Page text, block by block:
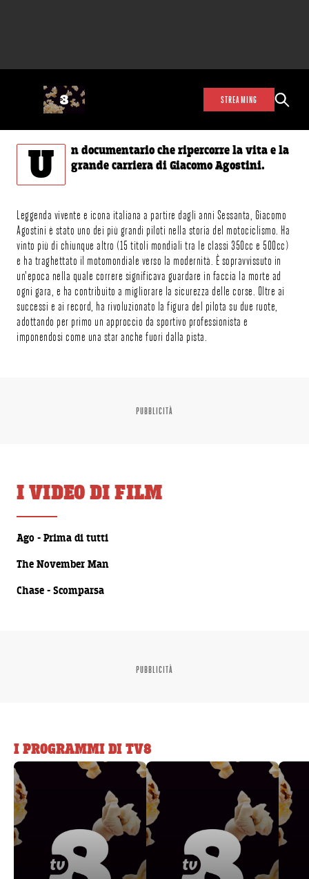
STREAMING
U
n documentario che ripercorre la vita e la
grande carriera di Giacomo Agostini.
Leggenda vivente e icona italiana a partire dagli anni Sessanta, Giacomo
Agostini è stato uno dei più grandi piloti nella storia del motociclismo. Ha
vinto più di chiunque altro (15 titoli mondiali tra le classi 350cc e 500cc)
e ha traghettato il motomondiale verso la modernità. È sopravvissuto in
un'epoca nella quale correre significava guardare in faccia la morte ad
ogni gara, e ha contribuito a migliorare la sicurezza delle corse. Oltre ai
successi e ai record, ha rivoluzionato la figura del pilota su due ruote,
adottando per primo un approccio da sportivo professionista e
imponendosi come una star anche fuori dalla pista.
PUBBLICITÀ
I VIDEO DI FILM
Ago - Prima di tutti
The November Man
Chase - Scomparsa
PUBBLICITÀ
I PROGRAMMI DI TV8